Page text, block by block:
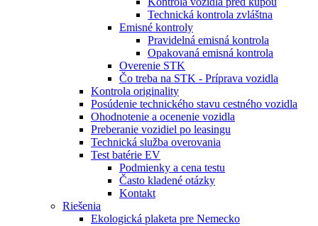
Technická kontrola zvláštna
Emisné kontroly
Pravidelná emisná kontrola
Opakovaná emisná kontrola
Overenie STK
Čo treba na STK - Príprava vozidla
Kontrola originality
Posúdenie technického stavu cestného vozidla
Ohodnotenie a ocenenie vozidla
Preberanie vozidiel po leasingu
Technická služba overovania
Test batérie EV
Podmienky a cena testu
Často kladené otázky
Kontakt
Riešenia
Ekologická plaketa pre Nemecko